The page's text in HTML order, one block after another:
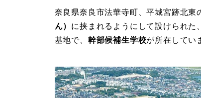
奈良県奈良市法華寺町、平城宮跡北東
ん） に挟まれるようにして設けられ
基地で、 幹部候補生学校が所在してい